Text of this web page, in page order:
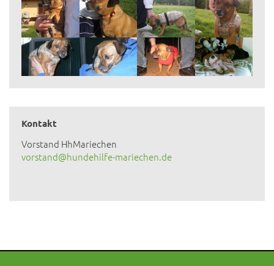
Kontakt
Vorstand HhMariechen
vorstand@hundehilfe-mariechen.de